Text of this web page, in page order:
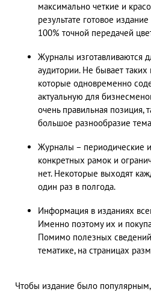
максимально четкие и
результате готовое
100% точной передачей
Журналы изготавливаются
аудитории. Не бывает
которые одновременно
актуальную для
очень правильная позиция,
большое разнообразие
Журналы – периодические
конкретных рамок и
нет. Некоторые выходят
один раз в полгода.
Информация в изданиях
Именно поэтому их и
Помимо полезных
тематике, на страницах
Чтобы издание было